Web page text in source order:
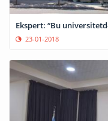
Ekspert: “Bu
23-01-2018